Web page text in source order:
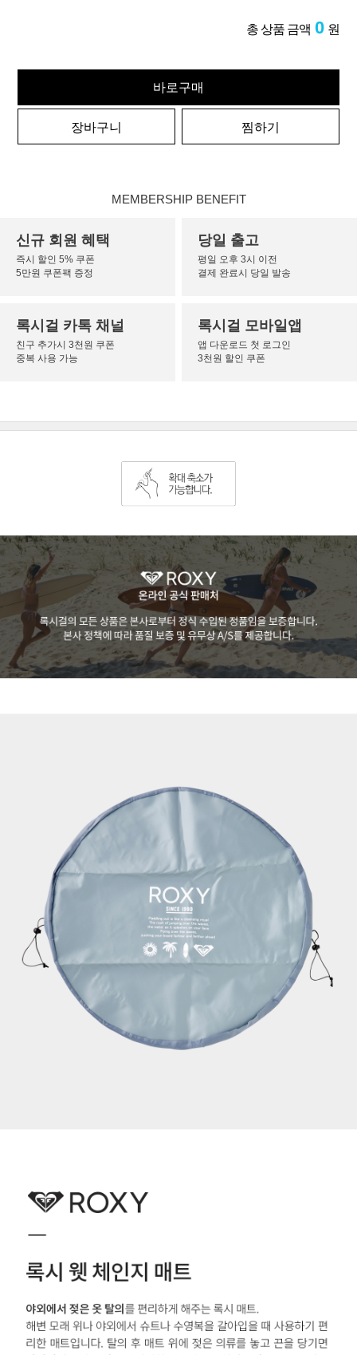
총 상품 금액 0 원
바로구매
장바구니 찜하기
MEMBERSHIP BENEFIT
신규 회원 혜택
즉시 할인 5% 쿠폰
5만원 쿠폰팩 증정
당일 출고
평일 오후 3시 이전
결제 완료시 당일 발송
록시걸 카톡 채널
친구 추가시 3천원 쿠폰
중복 사용 가능
록시걸 모바일앱
앱 다운로드 첫 로그인
3천원 할인 쿠폰